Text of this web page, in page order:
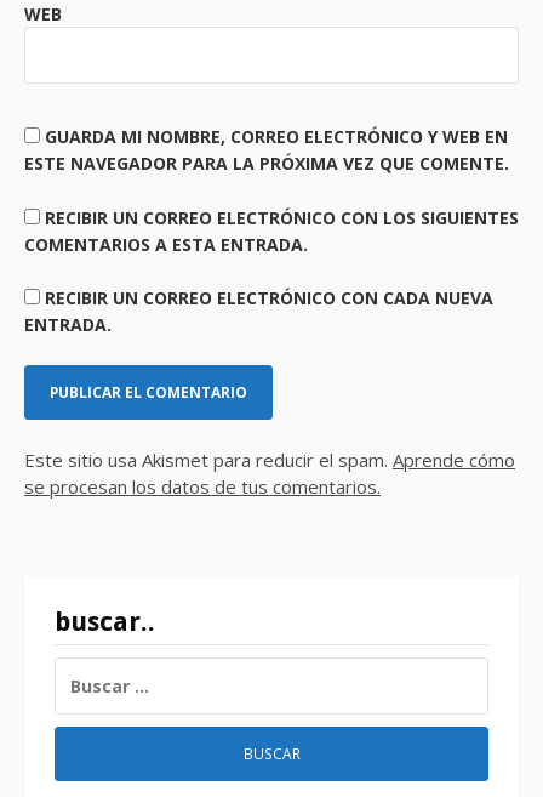
WEB
GUARDA MI NOMBRE, CORREO ELECTRÓNICO Y WEB EN
ESTE NAVEGADOR PARA LA PRÓXIMA VEZ QUE COMENTE.
RECIBIR UN CORREO ELECTRÓNICO CON LOS SIGUIENTES
COMENTARIOS A ESTA ENTRADA.
RECIBIR UN CORREO ELECTRÓNICO CON CADA NUEVA
ENTRADA.
Este sitio usa Akismet para reducir el spam. Aprende cómo
se procesan los datos de tus comentarios.
buscar..